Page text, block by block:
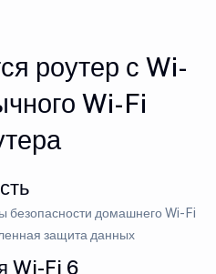
роутер с Wi-
Wi-Fi
безопасности домашнего Wi-Fi
защита данных
Wi-Fi 6